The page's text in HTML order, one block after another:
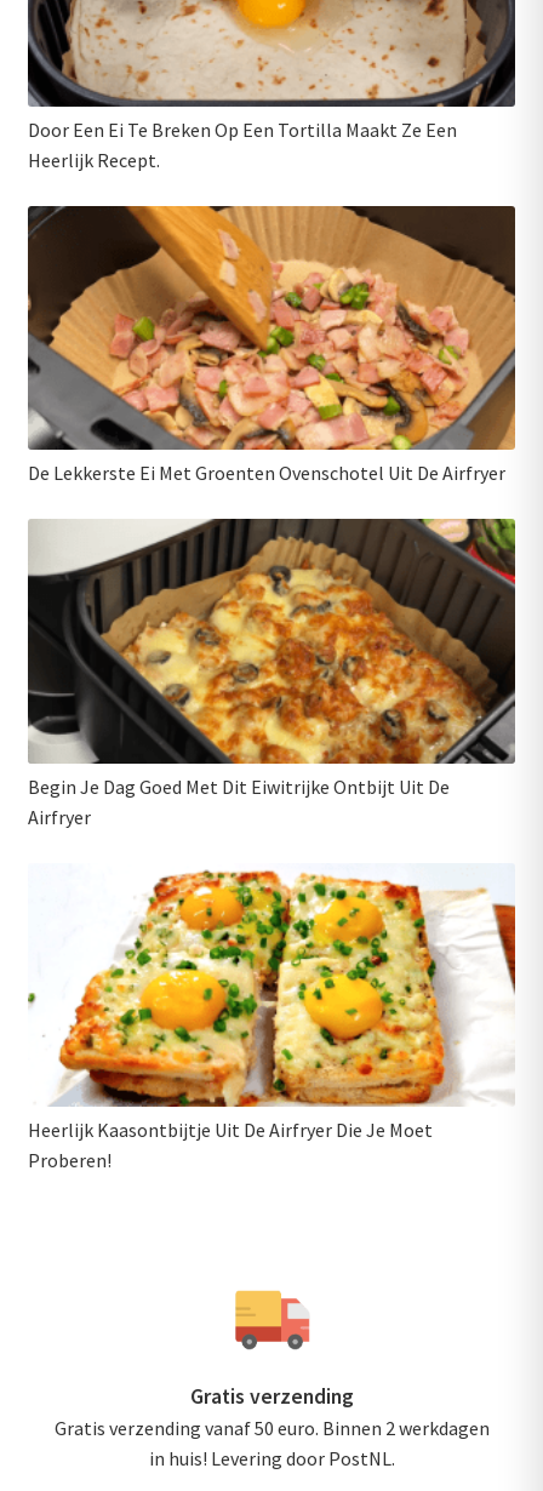
Door Een Ei Te Breken Op Een Tortilla Maakt Ze Een
Heerlijk Recept.
De Lekkerste Ei Met Groenten Ovenschotel Uit De Airfryer
Begin Je Dag Goed Met Dit Eiwitrijke Ontbijt Uit De
Airfryer
Heerlijk Kaasontbijtje Uit De Airfryer Die Je Moet
Proberen!
Gratis verzending
Gratis verzending vanaf 50 euro. Binnen 2 werkdagen
in huis! Levering door PostNL.